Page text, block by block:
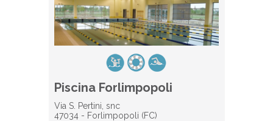
Piscina Forlimpopoli
Via S. Pertini, snc
47034 - Forlimpopoli (FC)